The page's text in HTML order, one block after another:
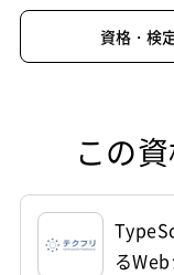
資格・検
この
る